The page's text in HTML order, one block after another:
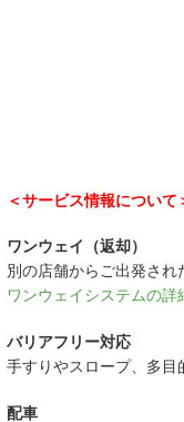
＜サービス情報につい
ワンウェイ（返却）
別の店舗からご出発され
ワンウェイシステムの詳
バリアフリー対応
手すりやスロープ、多目
配車